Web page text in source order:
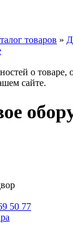
товаров »
о товаре,
сайте.
50 77